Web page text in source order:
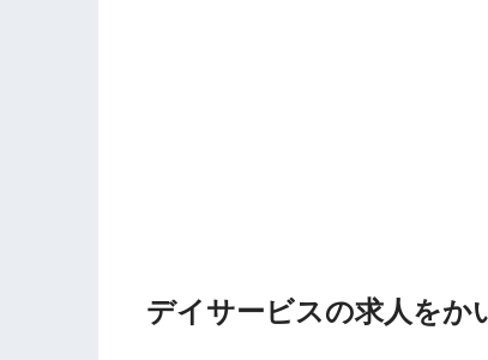
デイサービスの求人をか